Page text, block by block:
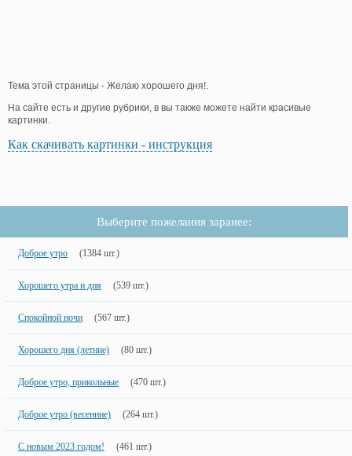
Тема этой страницы - Желаю хорошего дня!.
На сайте есть и другие рубрики, в вы также можете найти красивые
картинки.
Как скачивать картинки - инструкция
Выберите пожелания заранее:
Доброе утро (1384 шт.)
Хорошего утра и дня (539 шт.)
Спокойной ночи (567 шт.)
Хорошего дня (летние) (80 шт.)
Доброе утро, прикольные (470 шт.)
Доброе утро (весенние) (264 шт.)
С новым 2023 годом! (461 шт.)